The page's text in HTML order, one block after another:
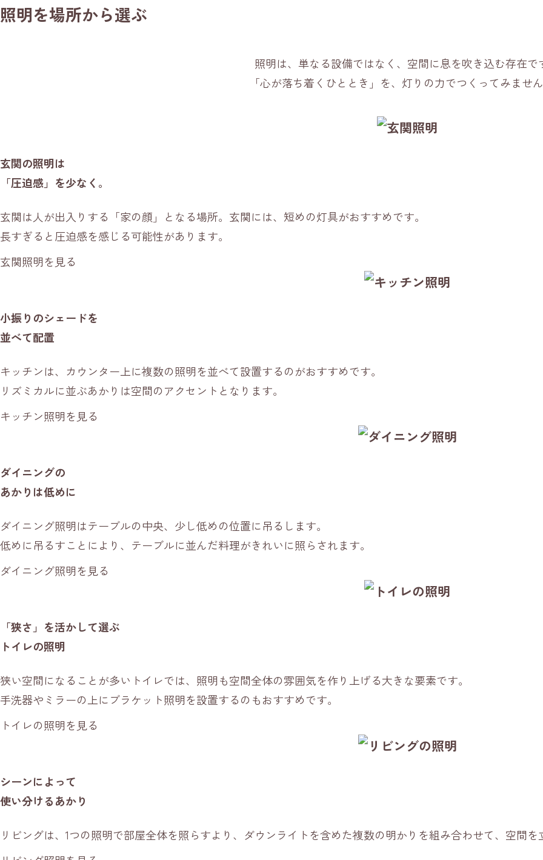
照明を場所から選ぶ
照明は、単なる設備ではなく、空間に息を吹き込む存在で
「心が落ち着くひととき」を、灯りの力でつくってみませ
玄関の照明は
「圧迫感」を少なく。
玄関は人が出入りする「家の顔」となる場所。玄関には、短めの灯具がおすすめです。
長すぎると圧迫感を感じる可能性があります。
玄関照明を見る
小振りのシェードを
並べて配置
キッチンは、カウンター上に複数の照明を並べて設置するのがおすすめです。
リズミカルに並ぶあかりは空間のアクセントとなります。
キッチン照明を見る
ダイニングの
あかりは低めに
ダイニング照明はテーブルの中央、少し低めの位置に吊るします。
低めに吊るすことにより、テーブルに並んだ料理がきれいに照らされます。
ダイニング照明を見る
「狭さ」を活かして選ぶ
トイレの照明
狭い空間になることが多いトイレでは、照明も空間全体の雰囲気を作り上げる大きな要素です。
手洗器やミラーの上にブラケット照明を設置するのもおすすめです。
トイレの照明を見る
シーンによって
使い分けるあかり
リビングは、1つの照明で部屋全体を照らすより、ダウンライトを含めた複数の明かりを組み合わせて、空間を